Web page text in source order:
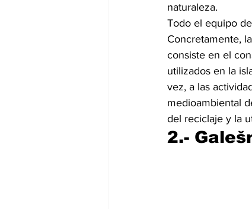
naturaleza.
Todo el equipo
Concretamente,
consiste en el
utilizados en la
vez, a las
medioambiental
del reciclaje y la
2.-